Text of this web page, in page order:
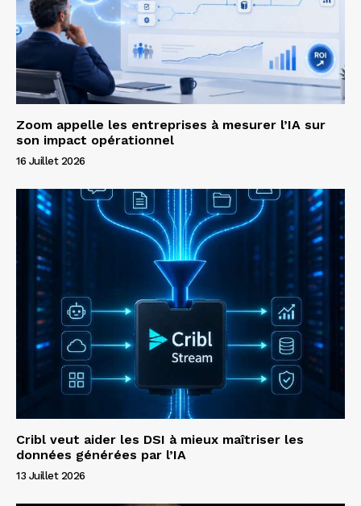
Zoom appelle les entreprises à mesurer l’IA sur
son impact opérationnel
16 Juillet 2026
Cribl veut aider les DSI à mieux maîtriser les
données générées par l’IA
13 Juillet 2026